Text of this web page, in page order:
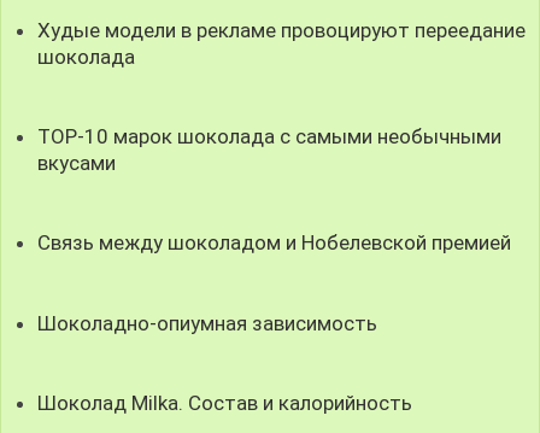
Худые модели в рекламе провоцируют переедание
шоколада
TOP-10 марок шоколада с самыми необычными
вкусами
Связь между шоколадом и Нобелевской премией
Шоколадно-опиумная зависимость
Шоколад Milka. Состав и калорийность